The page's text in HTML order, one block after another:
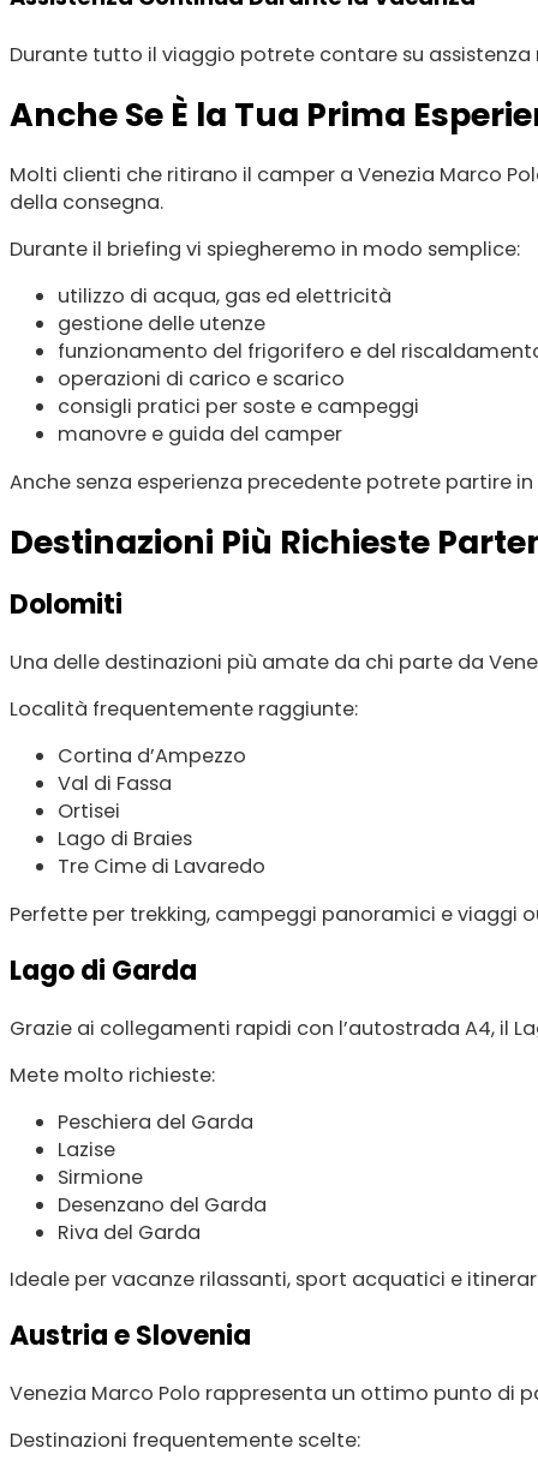
Durante tutto il viaggio potrete contare su
Anche Se È la Tua Prima
Molti clienti che ritirano il camper a Venezia Marco
della consegna.
Durante il briefing vi spiegheremo in modo semplice:
utilizzo di acqua, gas ed elettricità
gestione delle utenze
funzionamento del frigorifero e del
operazioni di carico e scarico
consigli pratici per soste e campeggi
manovre e guida del camper
Anche senza esperienza precedente potrete partire
Destinazioni Più Richieste
Dolomiti
Una delle destinazioni più amate da chi parte da
Località frequentemente raggiunte:
Cortina d’Ampezzo
Val di Fassa
Ortisei
Lago di Braies
Tre Cime di Lavaredo
Perfette per trekking, campeggi panoramici e viaggi
Lago di Garda
Grazie ai collegamenti rapidi con l’autostrada A4, il
Mete molto richieste:
Peschiera del Garda
Lazise
Sirmione
Desenzano del Garda
Riva del Garda
Ideale per vacanze rilassanti, sport acquatici e
Austria e Slovenia
Venezia Marco Polo rappresenta un ottimo punto di
Destinazioni frequentemente scelte: